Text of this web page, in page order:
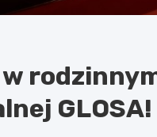
GLOSA!